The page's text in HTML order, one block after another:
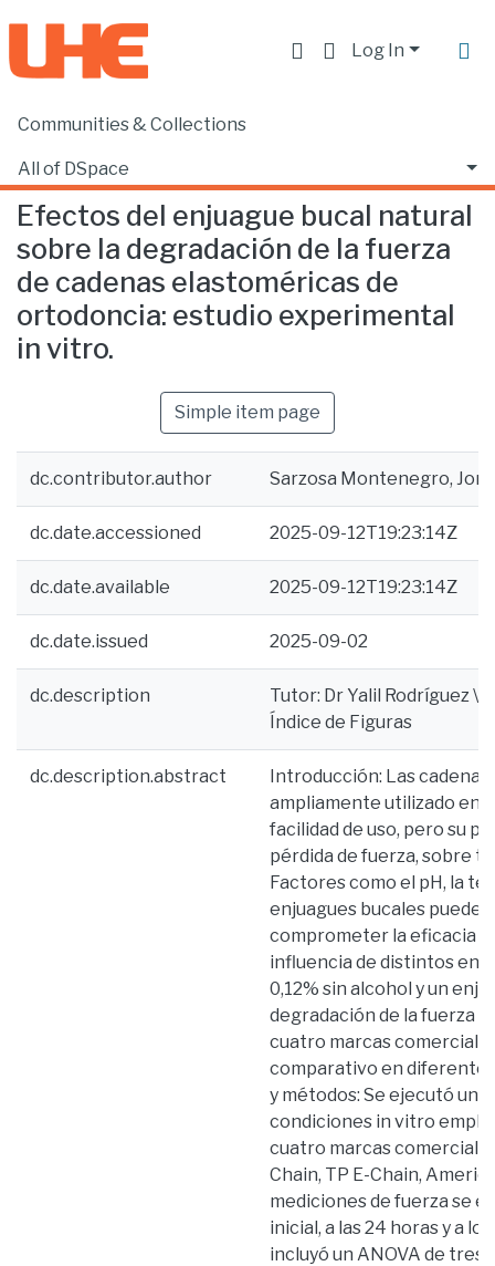
Log In
Communities & Collections
All of DSpace
Statistics
Home
Efectos del enjuague bucal natural
sobre la degradación de la fuerza
de cadenas elastoméricas de
ortodoncia: estudio experimental
in vitro.
Simple item page
dc.contributor.author Sarzosa Montenegro,
dc.date.accessioned 2025-09-12T19:23:14Z
dc.date.available 2025-09-12T19:23:14Z
dc.date.issued 2025-09-02
dc.description
Tutor: Dr Yalil Rodríguez \
Índice de Figuras
dc.description.abstract
Introducción: Las
ampliamente utilizado en
facilidad de uso, pero su
pérdida de fuerza, sobre
Factores como el pH, la
enjuagues bucales
comprometer la eficacia
influencia de distintos
0,12% sin alcohol y un
degradación de la fuerza
cuatro marcas
comparativo en
y métodos: Se ejecutó
condiciones in vitro
cuatro marcas
Chain, TP E-Chain,
mediciones de fuerza se
inicial, a las 24 horas y a
incluyó un ANOVA de tres